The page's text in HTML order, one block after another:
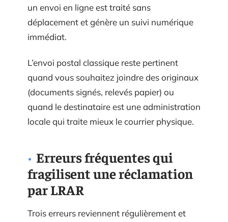
un envoi en ligne est traité sans
déplacement et génère un suivi numérique
immédiat.
L’envoi postal classique reste pertinent
quand vous souhaitez joindre des originaux
(documents signés, relevés papier) ou
quand le destinataire est une administration
locale qui traite mieux le courrier physique.
Erreurs fréquentes qui
fragilisent une réclamation
par LRAR
Trois erreurs reviennent régulièrement et